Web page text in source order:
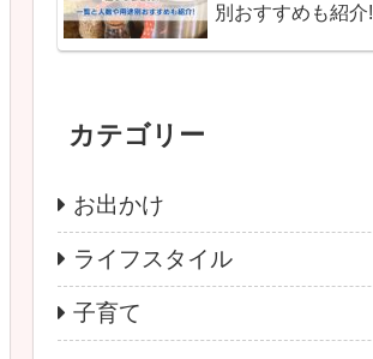
別おすすめも紹介!
カテゴリー
お出かけ
ライフスタイル
子育て